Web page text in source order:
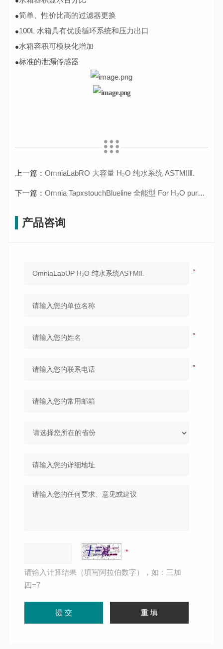
●简单、性价比高的过滤器更换
●100L 水箱具有优质循环系统和压力出口
●水箱容积可模块化增加
●标准的泄漏传感器
上一篇：OmniaLabRO 大容量 H₂O 纯水系统 ASTMIⅢ.
下一篇：Omnia TapxstouchBlueline 全能型 For H₂O pure typesl+I
产品咨询
请输入计算结果（填写阿拉伯数字），如：三加
四=7